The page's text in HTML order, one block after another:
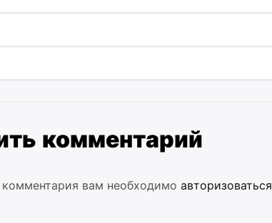
комментарий
вам необходимо авторизоваться